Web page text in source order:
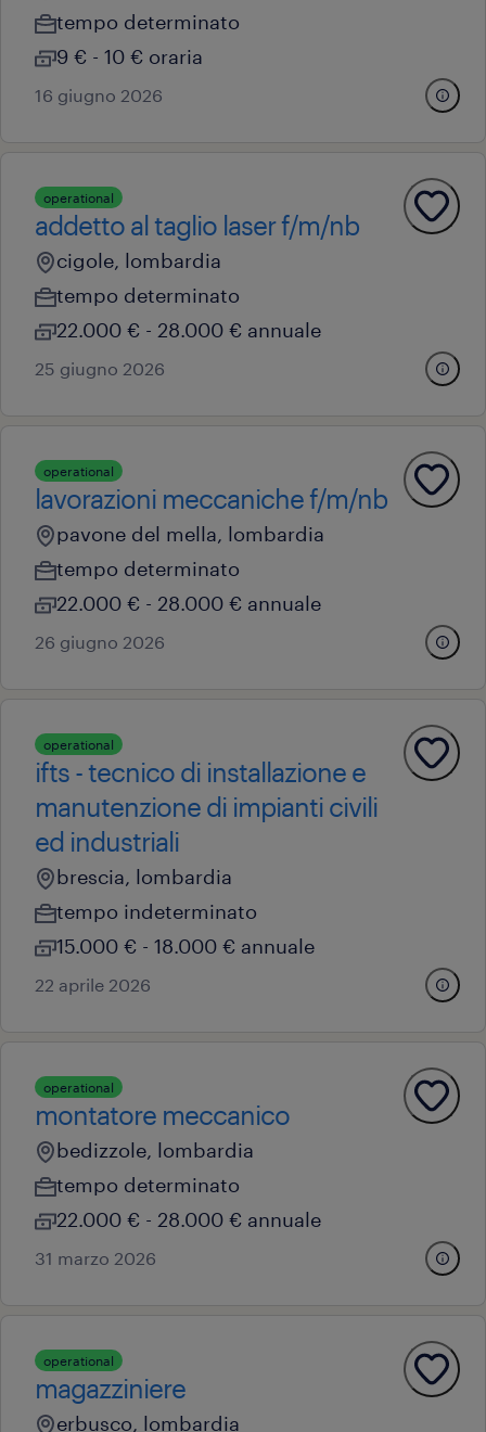
tempo determinato
9 € - 10 € oraria
16 giugno 2026
operational
addetto al taglio laser f/m/nb
cigole, lombardia
tempo determinato
22.000 € - 28.000 € annuale
25 giugno 2026
operational
lavorazioni meccaniche f/m/nb
pavone del mella, lombardia
tempo determinato
22.000 € - 28.000 € annuale
26 giugno 2026
operational
ifts - tecnico di installazione e
manutenzione di impianti civili
ed industriali
brescia, lombardia
tempo indeterminato
15.000 € - 18.000 € annuale
22 aprile 2026
operational
montatore meccanico
bedizzole, lombardia
tempo determinato
22.000 € - 28.000 € annuale
31 marzo 2026
operational
magazziniere
erbusco, lombardia